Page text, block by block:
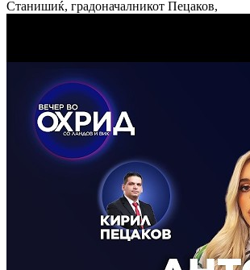
Станишиќ, градоначалникот Пецаков,